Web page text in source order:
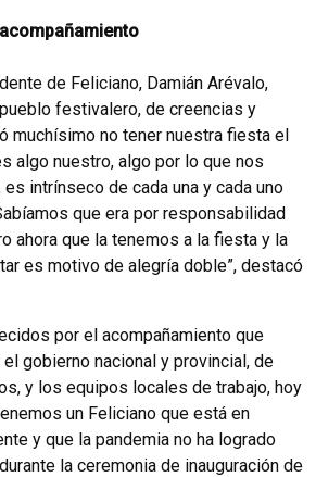
de Feliciano, Damián Arévalo,
festivalero, de creencias y
muchísimo no tener nuestra fiesta el
algo nuestro, algo por lo que nos
intrínseco de cada una y cada uno
que era por responsabilidad
ahora que la tenemos a la fiesta y la
es motivo de alegría doble”, destacó
por el acompañamiento que
gobierno nacional y provincial, de
y los equipos locales de trabajo, hoy
un Feliciano que está en
y que la pandemia no ha logrado
la ceremonia de inauguración de